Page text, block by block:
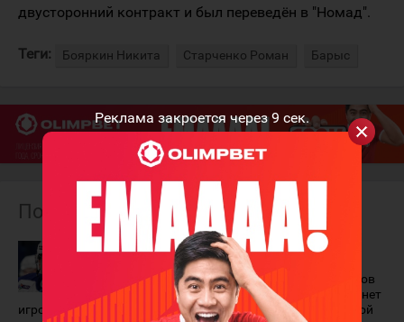
Реклама закроется через9 сек.
двусторонний контракт и был переведён в "Номад".
Теги: Бояркин Никита Старченко Роман Барыс
Похожие материалы
Роман
объявил о
завершении
игровой карьеры
Никита
Андрей Шутов
и...? Кто станет
третьим вратарём сборной